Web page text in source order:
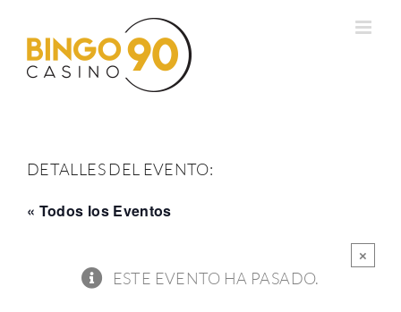
contenido
DETALLES DEL EVENTO:
« Todos los Eventos
×
ESTE EVENTO HA PASADO.